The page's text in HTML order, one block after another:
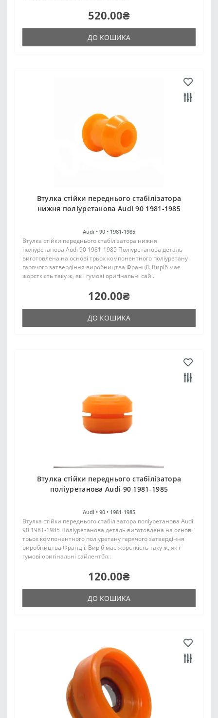
520.00₴
ДО КОШИКА
Втулка стійки переднього стабілізатора
нижня поліуретанова Audi 90 1981-1985
Audi • 90 • 1981-1985
Втулка стійки переднього стабілізатора нижня
поліуретанова Audi 90 1981-1985 Поліуретанова деталь
виготовлена на основі трьох компонентного поліуретану
гарячого затвердіння виробництва Франції. Виріб має
жорсткість таку ж, як і гумові оригінальні сай..
120.00₴
ДО КОШИКА
Втулка стійки переднього стабілізатора
поліуретанова Audi 90 1981-1985
Audi • 90 • 1981-1985
Втулка стійки переднього стабілізатора поліуретанова Audi
90 1981-1985 Поліуретанова деталь виготовлена на основі
трьох компонентного поліуретану гарячого затвердіння
виробництва Франції. Виріб має жорсткість таку ж, як і
гумові оригінальні сайлентбл..
120.00₴
ДО КОШИКА